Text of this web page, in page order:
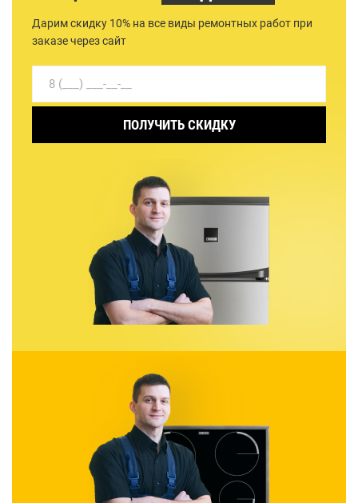
Дарим скидку 10% на все виды ремонтных работ при
заказе через сайт
ПОЛУЧИТЬ СКИДКУ